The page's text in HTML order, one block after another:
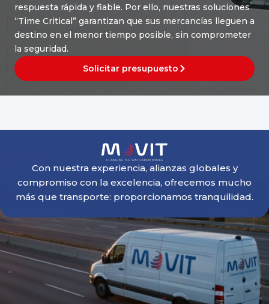
respuesta rápida y fiable. Por ello, nuestras soluciones
“Time Critical” garantizan que sus mercancías lleguen a
destino en el menor tiempo posible, sin comprometer
la seguridad.
Solicitar presupuesto
Con nuestra experiencia, alianzas globales y
compromiso con la excelencia, ofrecemos mucho
más que transporte: proporcionamos tranquilidad.